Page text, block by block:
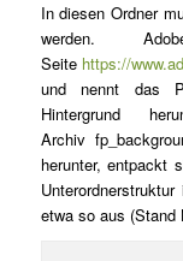
In diesen Ordner
werden.
Seite https://
und nennt das
Hintergrund
Archiv
herunter, entpackt
etwa so aus (Stand